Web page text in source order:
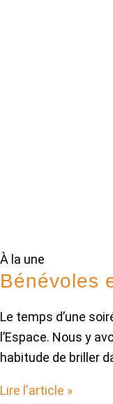
À la une
Bénévoles
Le temps d’une
l’Espace. Nous y
habitude de briller
Lire l'article »